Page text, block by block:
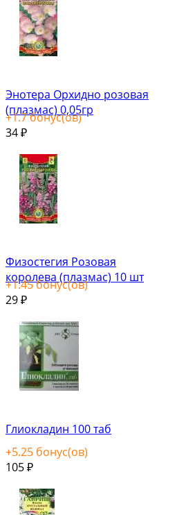
Энотера Орхидно розовая
(плазмас) 0,05гр
+1.7бонус(ов)
34 ₽
Физостегия Розовая
королева (плазмас) 10 шт
+1.45бонус(ов)
29 ₽
Глиокладин 100 таб
+5.25 бонус(ов)
105 ₽